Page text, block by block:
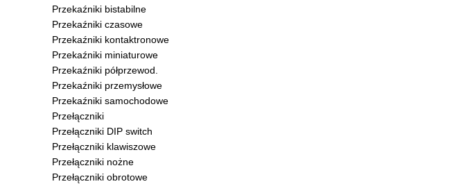
Przekaźniki bistabilne
Przekaźniki czasowe
Przekaźniki kontaktronowe
Przekaźniki miniaturowe
Przekaźniki półprzewod.
Przekaźniki przemysłowe
Przekaźniki samochodowe
Przełączniki
Przełączniki DIP switch
Przełączniki klawiszowe
Przełączniki nożne
Przełączniki obrotowe